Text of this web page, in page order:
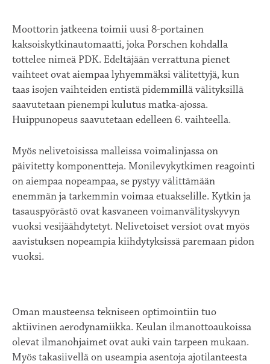
Moottorin jatkeena toimii uusi 8-portainen
kaksoiskytkinautomaatti, joka Porschen kohdalla
tottelee nimeä PDK. Edeltäjään verrattuna pienet
vaihteet ovat aiempaa lyhyemmäksi välitettyjä, kun
taas isojen vaihteiden entistä pidemmillä välityksillä
saavutetaan pienempi kulutus matka-ajossa.
Huippunopeus saavutetaan edelleen 6. vaihteella.
Myös nelivetoisissa malleissa voimalinjassa on
päivitetty komponentteja. Monilevykytkimen reagointi
on aiempaa nopeampaa, se pystyy välittämään
enemmän ja tarkemmin voimaa etuakselille. Kytkin ja
tasauspyörästö ovat kasvaneen voimanvälityskyvyn
vuoksi vesijäähdytetyt. Nelivetoiset versiot ovat myös
aavistuksen nopeampia kiihdytyksissä paremaan pidon
vuoksi.
Oman mausteensa tekniseen optimointiin tuo
aktiivinen aerodynamiikka. Keulan ilmanottoaukoissa
olevat ilmanohjaimet ovat auki vain tarpeen mukaan.
Myös takasiivellä on useampia asentoja ajotilanteesta